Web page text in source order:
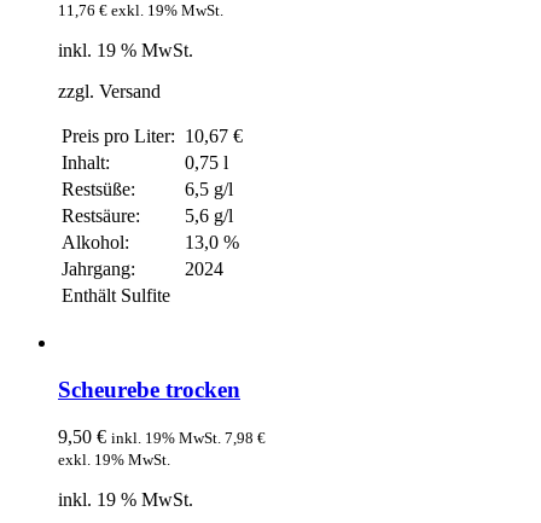
11,76 € exkl. 19% MwSt.
inkl. 19 % MwSt.
zzgl. Versand
Preis pro Liter: 10,67 €
Inhalt:
0,75 l
Restsüße:
6,5 g/l
Restsäure:
5,6 g/l
Alkohol:
13,0 %
Jahrgang:
2024
Enthält Sulfite
Scheurebe trocken
9,50 € inkl. 19% MwSt. 7,98 €
exkl. 19% MwSt.
inkl. 19 % MwSt.